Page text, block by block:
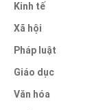
Kinh tế
Xã hội
Pháp luật
Giáo dục
Văn hóa